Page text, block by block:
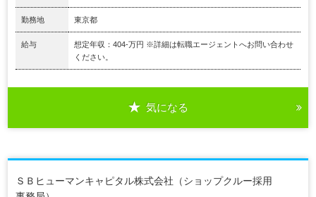
勤務地 東京都
給与
想定年収：404-万円 ※詳細は転職エージェントへお問い合わせ
ください。
気になる
ＳＢヒューマンキャピタル株式会社（ショップクルー採用